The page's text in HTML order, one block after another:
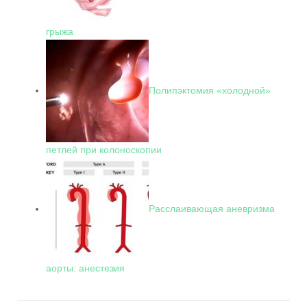
грыжа
Полипэктомия «холодной»
петлей при колоноскопии
Расслаивающая аневризма
аорты: анестезия